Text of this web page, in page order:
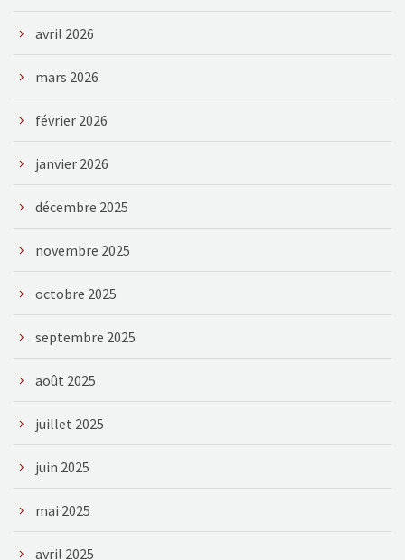
avril 2026
mars 2026
février 2026
janvier 2026
décembre 2025
novembre 2025
octobre 2025
septembre 2025
août 2025
juillet 2025
juin 2025
mai 2025
avril 2025